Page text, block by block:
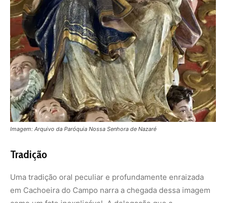
Uma tradição oral peculiar e profundamente enraizada
em Cachoeira do Campo narra a chegada dessa imagem
como um fato inexplicável. A delegação que a
transportava com destino a Morro Vermelho, distrito de
Caeté ou Casa Branca, naquela época, fazendo uma
pausa para descanso na atual Praça Filipe dos Santos, ao
tentar retomar a jornada, os bois, que puxavam o carro
com a imagem de Nossa Senhora de Nazaré, mostraram-
se obstinados a não prosseguir a viagem.
parada ocorreu em frente ao templo que ostentava a
maior porte permaneceu em Cachoeira do Campo,
tomando o lugar da antiga e menor, perpetuando a